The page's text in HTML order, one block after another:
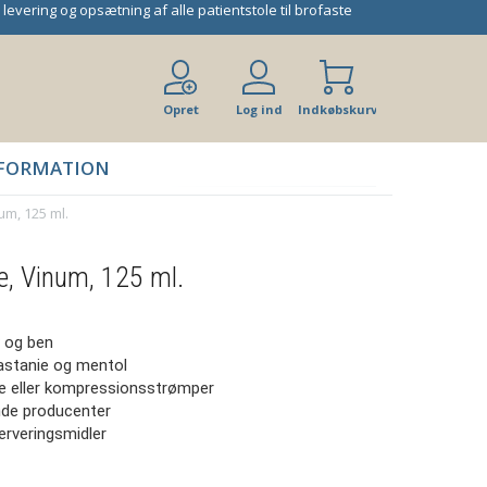
levering og opsætning af alle patientstole til brofaste
Opret
Log ind Indkøbskurv
125 ml.
Vinum, 125 ml.
ben
og mentol
eller kompressionsstrømper
producenter